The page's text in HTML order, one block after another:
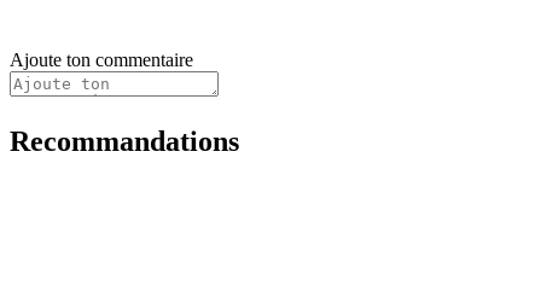
Ajoute ton commentaire
Recommandations